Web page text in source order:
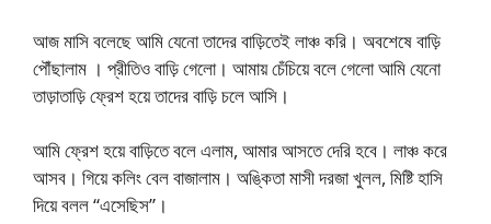
আজ মাসি বলেছে আমি যেনো তাদের বাড়িতেই লাঞ্চ করি। অবশেষে বাড়ি
পৌঁছালাম । প্রীতিও বাড়ি গেলো। আমায় চেঁচিয়ে বলে গেলো আমি যেনো
তাড়াতাড়ি ফ্রেশ হয়ে তাদের বাড়ি চলে আসি।
আমি ফ্রেশ হয়ে বাড়িতে বলে এলাম, আমার আসতে দেরি হবে। লাঞ্চ করে
আসব। গিয়ে কলিং বেল বাজালাম। অঙ্কিতা মাসী দরজা খুলল, মিষ্টি হাসি
দিয়ে বলল “এসেছিস”।